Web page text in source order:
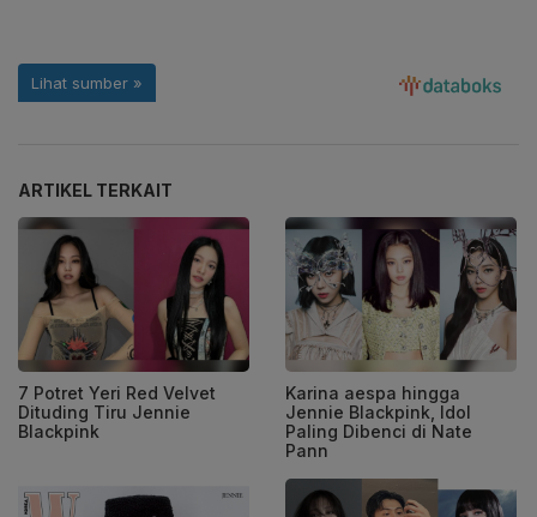
ARTIKEL TERKAIT
7 Potret Yeri Red Velvet
Dituding Tiru Jennie
Blackpink
Karina aespa hingga
Jennie Blackpink, Idol
Paling Dibenci di Nate
Pann